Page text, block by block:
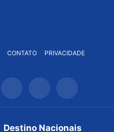
CONTATO PRIVACIDADE
Destino Nacionais